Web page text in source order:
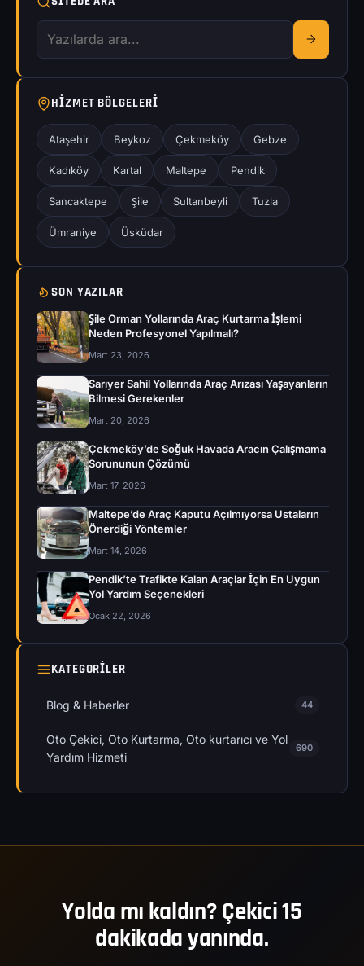
HIZMET BÖLGELERI
Ataşehir Beykoz Çekmeköy Gebze
Kadıköy Kartal Maltepe Pendik
Sancaktepe Şile Sultanbeyli Tuzla
Ümraniye Üsküdar
SON YAZILAR
Şile Orman Yollarında Araç Kurtarma İşlemi
Neden Profesyonel Yapılmalı?
Mart 23, 2026
Sarıyer Sahil Yollarında Araç Arızası Yaşayanların
Bilmesi Gerekenler
Mart 20, 2026
Çekmeköy’de Soğuk Havada Aracın Çalışmama
Sorununun Çözümü
Mart 17, 2026
Maltepe’de Araç Kaputu Açılmıyorsa Ustaların
Önerdiği Yöntemler
Mart 14, 2026
Pendik’te Trafikte Kalan Araçlar İçin En Uygun
Yol Yardım Seçenekleri
Ocak 22, 2026
KATEGORILER
Blog & Haberler 44
Oto Çekici, Oto Kurtarma, Oto kurtarıcı ve Yol
Yardım Hizmeti
690
Yolda mı kaldın? Çekici 15
dakikada yanında.